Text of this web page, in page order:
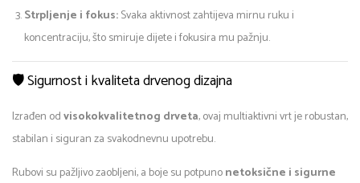
Strpljenje i fokus:Svaka aktivnost zahtijeva mirnu ruku i
koncentraciju, što smiruje dijete i fokusira mu pažnju.
🛡️ Sigurnost i kvaliteta drvenog dizajna
Izrađen odvisokokvalitetnog drveta, ovaj multiaktivni vrt je robustan,
stabilan i siguran za svakodnevnu upotrebu.
Rubovi su pažljivo zaobljeni, a boje su potpunonetoksične i sigurne